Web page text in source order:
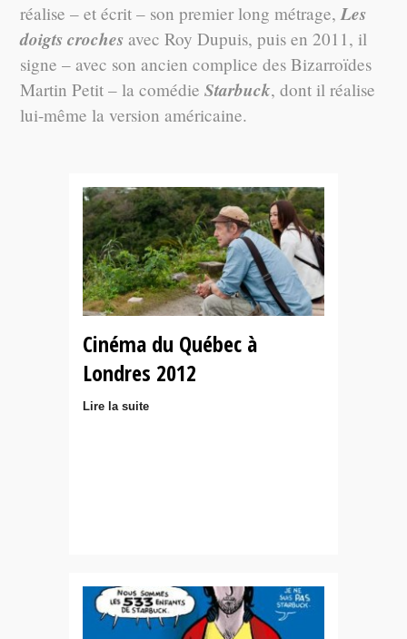
réalise – et écrit – son premier long métrage,Les
doigts croches avec Roy Dupuis, puis en 2011, il
signe – avec son ancien complice des Bizarroïdes
Martin Petit – la comédieStarbuck, dont il réalise
lui-même la version américaine.
Cinéma du Québec à
Londres 2012
Lire la suite